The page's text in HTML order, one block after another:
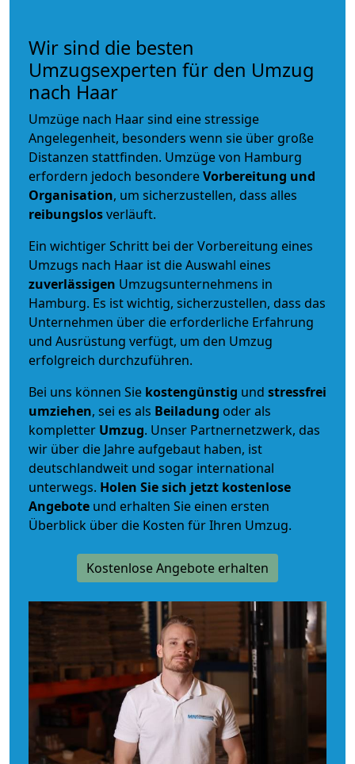
Wir sind die besten
Umzugsexperten für den Umzug
nach Haar
Umzüge nach Haar sind eine stressige
Angelegenheit, besonders wenn sie über große
Distanzen stattfinden. Umzüge von Hamburg
erfordern jedoch besondereVorbereitung und
Organisation, um sicherzustellen, dass alles
reibungslosverläuft.
Ein wichtiger Schritt bei der Vorbereitung eines
Umzugs nach Haar ist die Auswahl eines
zuverlässigen Umzugsunternehmens in
Hamburg. Es ist wichtig, sicherzustellen, dass das
Unternehmen über die erforderliche Erfahrung
und Ausrüstung verfügt, um den Umzug
erfolgreich durchzuführen.
Bei uns können Sie kostengünstig und stressfrei
umziehen, sei es als Beiladung oder als
kompletter Umzug. Unser Partnernetzwerk, das
wir über die Jahre aufgebaut haben, ist
deutschlandweit und sogar international
unterwegs. Holen Sie sich jetzt kostenlose
Angebote und erhalten Sie einen ersten
Überblick über die Kosten für Ihren Umzug.
Kostenlose Angebote erhalten